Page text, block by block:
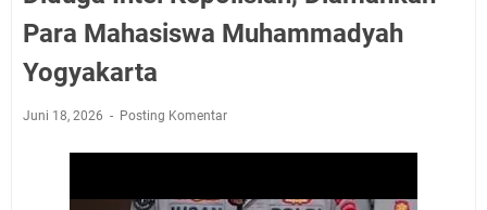
Para Mahasiswa Muhammadyah
Yogyakarta
Juni 18, 2026 Posting Komentar